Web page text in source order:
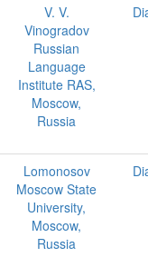
V. V.
Vinogradov
Russian
Language
Institute RAS,
Moscow,
Russia
Lomonosov
Moscow State
University,
Moscow,
Russia